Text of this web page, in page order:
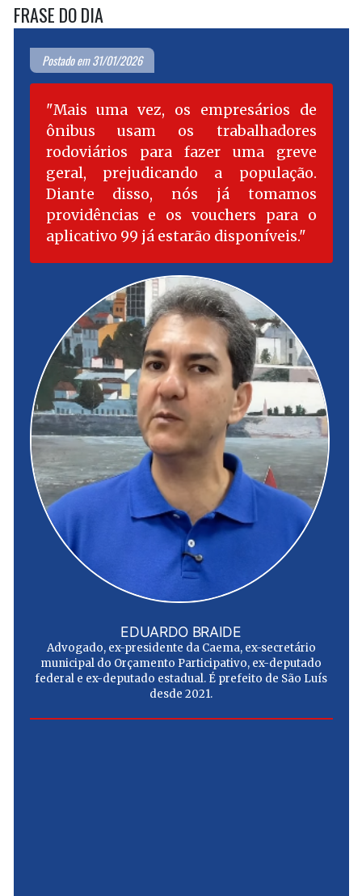
FRASE DO DIA
Postado em 31/01/2026
Mais uma vez, os empresários de
ônibus usam os trabalhadores
rodoviários para fazer uma greve
geral, prejudicando a população.
Diante disso, nós já tomamos
providências e os vouchers para o
aplicativo 99 já estarão disponíveis.
EDUARDO BRAIDE
Advogado, ex-presidente da Caema, ex-secretário
municipal do Orçamento Participativo, ex-deputado
federal e ex-deputado estadual. É prefeito de São Luís
desde 2021.